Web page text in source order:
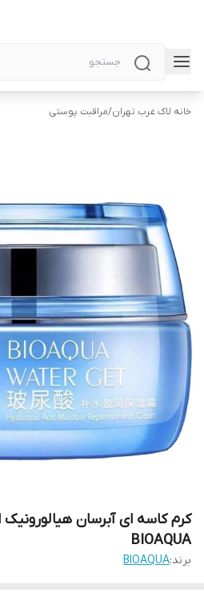
خانه لاک غرب تهران/مراقبت پوستی
BIOAQUA
برند:BIOAQUA